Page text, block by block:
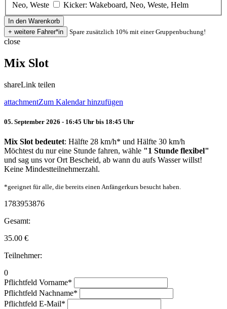
Neo, Weste
Kicker: Wakeboard, Neo, Weste, Helm
Spare zusätzlich 10% mit einer Gruppenbuchung!
close
Mix Slot
shareLink teilen
attachmentZum Kalendar hinzufügen
05. September 2026 - 16:45 Uhr bis 18:45 Uhr
Mix Slot bedeutet: Hälfte 28 km/h* und Hälfte 30 km/h
Möchtest du nur eine Stunde fahren, wähle "1 Stunde flexibel"
und sag uns vor Ort Bescheid, ab wann du aufs Wasser willst!
Keine Mindestteilnehmerzahl.
*geeignet für alle, die bereits einen Anfängerkurs besucht haben.
1783953876
Gesamt:
35.00 €
Teilnehmer:
0
Pflichtfeld Vorname*
Pflichtfeld Nachname*
Pflichtfeld E-Mail*